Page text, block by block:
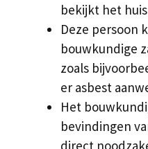
bekijkt het
Deze persoon
bouwkundige
zoals
er asbest
Het
bevindingen
direct